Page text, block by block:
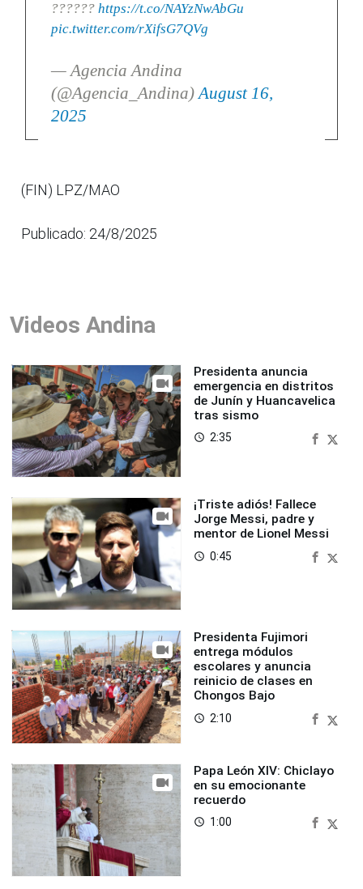
?????? https://t.co/NAYzNwAbGu
pic.twitter.com/rXifsG7QVg
— Agencia Andina
(@Agencia_Andina)August 16,
2025
(FIN) LPZ/MAO
Publicado: 24/8/2025
Videos Andina
Presidenta anuncia
emergencia en distritos
de Junín y Huancavelica
tras sismo
access_time 2:35
¡Triste adiós! Fallece
Jorge Messi, padre y
mentor de Lionel Messi
access_time 0:45
Presidenta Fujimori
entrega módulos
escolares y anuncia
reinicio de clases en
Chongos Bajo
access_time 2:10
Papa León XIV: Chiclayo
en su emocionante
recuerdo
access_time 1:00